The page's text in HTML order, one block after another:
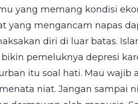
yang memang kondisi
yang mengancam napas
diri di luar batas.
pemeluknya depresi
itu soal hati. Mau wajib
niat. Jangan sampai